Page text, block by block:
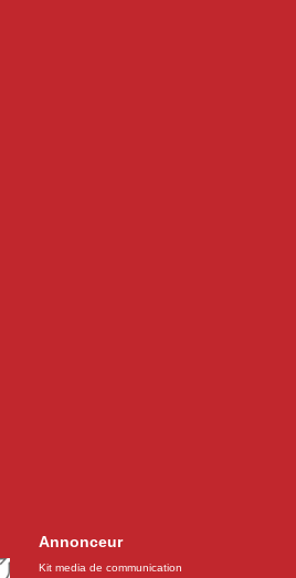
Annonceur
Kit media de communication